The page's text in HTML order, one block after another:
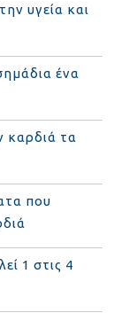
υγεία και
ένα
καρδιά τα
που
1 στις 4